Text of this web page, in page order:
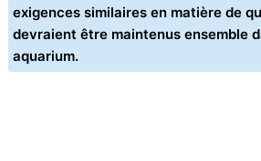
exigences similaires en matière de
devraient être maintenus ensemble
aquarium.